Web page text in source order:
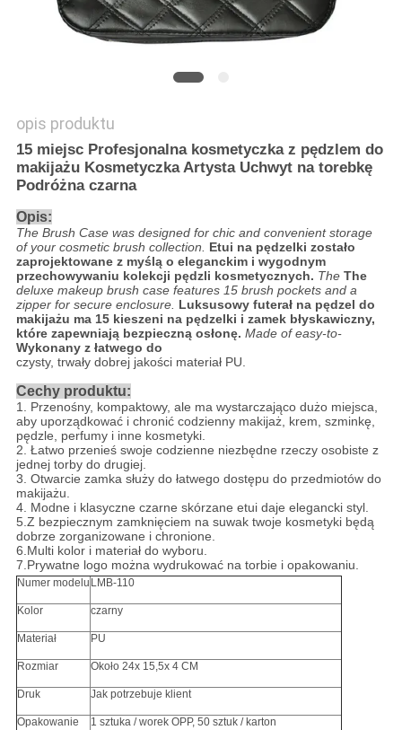
opis produktu
15 miejsc Profesjonalna kosmetyczka z pędzlem do
makijażu Kosmetyczka Artysta Uchwyt na torebkę
Podróżna czarna
Opis:
The Brush Case was designed for chic and convenient storage
of your cosmetic brush collection. Etui na pędzelki zostało
zaprojektowane z myślą o eleganckim i wygodnym
przechowywaniu kolekcji pędzli kosmetycznych. The The
deluxe makeup brush case features 15 brush pockets and a
zipper for secure enclosure. Luksusowy futerał na pędzel do
makijażu ma 15 kieszeni na pędzelki i zamek błyskawiczny,
które zapewniają bezpieczną osłonę. Made of easy-to-
Wykonany z łatwego do
czysty, trwały dobrej jakości materiał PU.
Cechy produktu:
1. Przenośny, kompaktowy, ale ma wystarczająco dużo miejsca,
aby uporządkować i chronić codzienny makijaż, krem, szminkę,
pędzle, perfumy i inne kosmetyki.
2. Łatwo przenieś swoje codzienne niezbędne rzeczy osobiste z
jednej torby do drugiej.
3. Otwarcie zamka służy do łatwego dostępu do przedmiotów do
makijażu.
4. Modne i klasyczne czarne skórzane etui daje elegancki styl.
5.Z bezpiecznym zamknięciem na suwak twoje kosmetyki będą
dobrze zorganizowane i chronione.
6.Multi kolor i materiał do wyboru.
7.Prywatne logo można wydrukować na torbie i opakowaniu.
Numer modelu LMB-110
Kolor czarny
Materiał PU
Rozmiar Około 24x 15,5x 4 CM
Druk Jak potrzebuje klient
Opakowanie 1 sztuka / worek OPP, 50 sztuk / karton